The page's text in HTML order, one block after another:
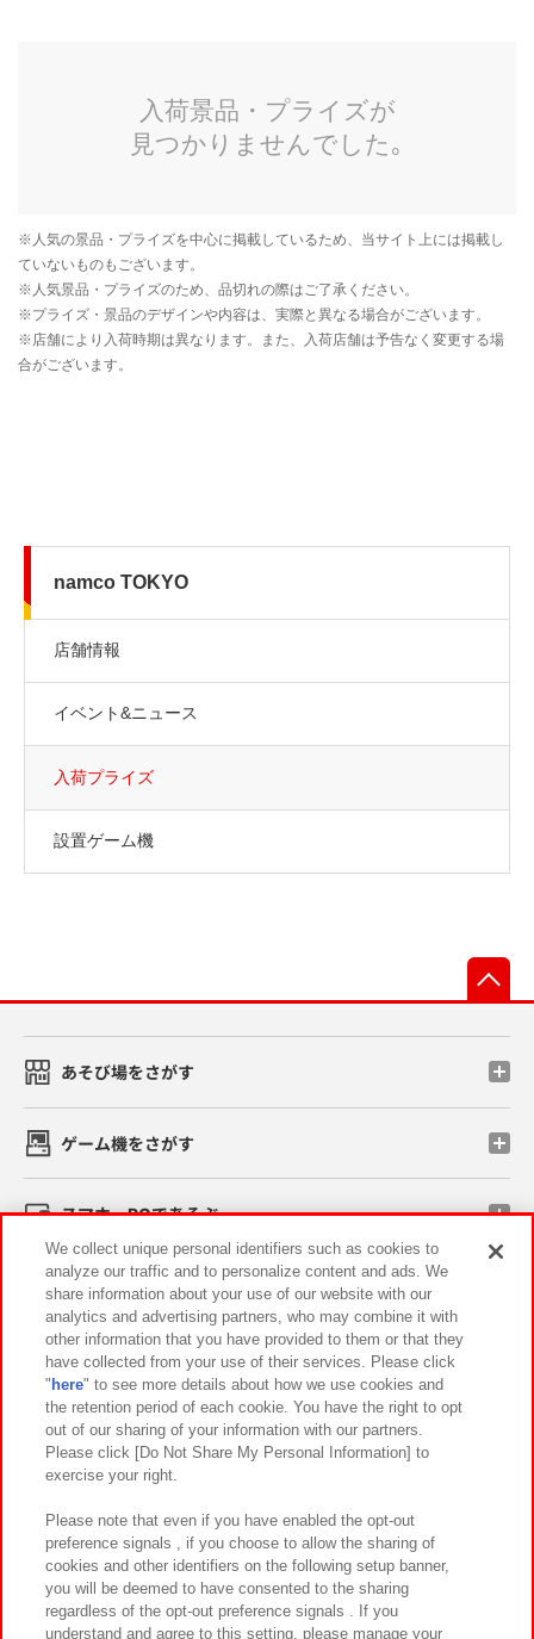
namco TOKYO
店舗情報
イベント&ニュース
入荷プライズ
設置ゲーム機
あそび場をさがす
ゲーム機をさがす
スマホ・PCであそぶ
イベント・キャンペーン
関連会社 サステナビリティ サイトポリシー
プライバシーポリシー ウェブアクセシビリティ方針と検証結果
お取引先さまとともに
カスタマーハラスメント対応方針 よくあるご質問・お問い合わせ
We collect unique personal identifiers such as cookies to
analyze our traffic and to personalize content and ads. We
share information about your use of our website with our
analytics and advertising partners, who may combine it with
other information that you have provided to them or that they
have collected from your use of their services. Please click
" here" to see more details about how we use cookies and
the retention period of each cookie. You have the right to opt
out of our sharing of your information with our partners.
Please click [Do Not Share My Personal Information] to
exercise your right.
Please note that even if you have enabled the opt-out
preference signals , if you choose to allow the sharing of
cookies and other identifiers on the following setup banner,
you will be deemed to have consented to the sharing
regardless of the opt-out preference signals . If you
understand and agree to this setting, please manage your